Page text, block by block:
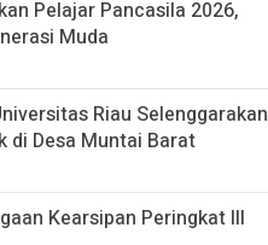
Pelajar Pancasila 2026,
Muda
Riau Selenggarakan
di Desa Muntai Barat
Kearsipan Peringkat III